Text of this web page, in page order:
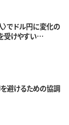
〉でドル円に変化の
受けやすい…
避けるための協調